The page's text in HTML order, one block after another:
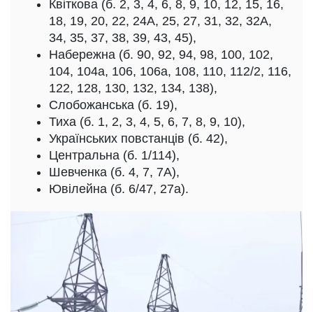
Квіткова (б. 2, 3, 4, 6, 8, 9, 10, 12, 15, 16,
18, 19, 20, 22, 24А, 25, 27, 31, 32, 32А,
34, 35, 37, 38, 39, 43, 45),
Набережна (б. 90, 92, 94, 98, 100, 102,
104, 104а, 106, 106а, 108, 110, 112/2, 116,
122, 128, 130, 132, 134, 138),
Слобожанська (б. 19),
Тиха (б. 1, 2, 3, 4, 5, 6, 7, 8, 9, 10),
Українських повстанців (б. 42),
Центральна (б. 1/114),
Шевченка (б. 4, 7, 7А),
Ювілейна (б. 6/47, 27а).